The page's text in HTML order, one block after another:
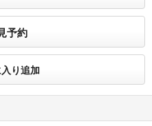
予約
り追加